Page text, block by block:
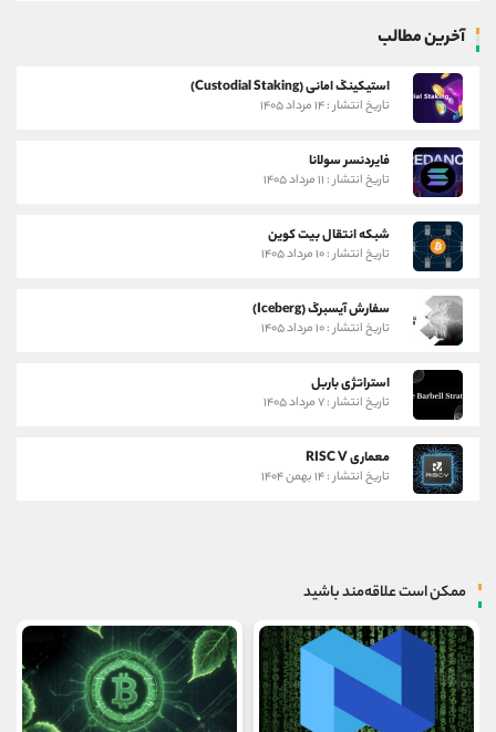
آخرین مطالب
استیکینگ امانی (Custodial Staking)
تاریخ انتشار : ۱۴ مرداد ۱۴۰۵
فایردنسر سولانا
تاریخ انتشار : ۱۱ مرداد ۱۴۰۵
شبکه انتقال بیت کوین
تاریخ انتشار : ۱۰ مرداد ۱۴۰۵
سفارش آیسبرگ (Iceberg)
تاریخ انتشار : ۱۰ مرداد ۱۴۰۵
استراتژی باربل
تاریخ انتشار : ۷ مرداد ۱۴۰۵
معماری RISC V
تاریخ انتشار : ۱۴ بهمن ۱۴۰۴
ممکن است علاقه‌مند باشید